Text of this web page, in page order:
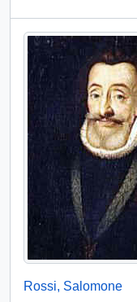
Rossi, Salomone